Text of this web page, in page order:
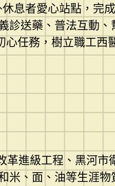
者愛心站點，完
送藥、普法互動
任務，樹立職工
進級工程、黑河市
米、面、油等生涯物